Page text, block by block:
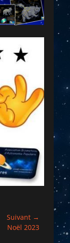
Suivant →
Noël 2023